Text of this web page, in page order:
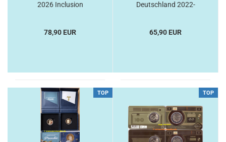
2026 Inclusion
78,90 EUR
Deutschland 2022-
65,90 EUR
TOP TOP